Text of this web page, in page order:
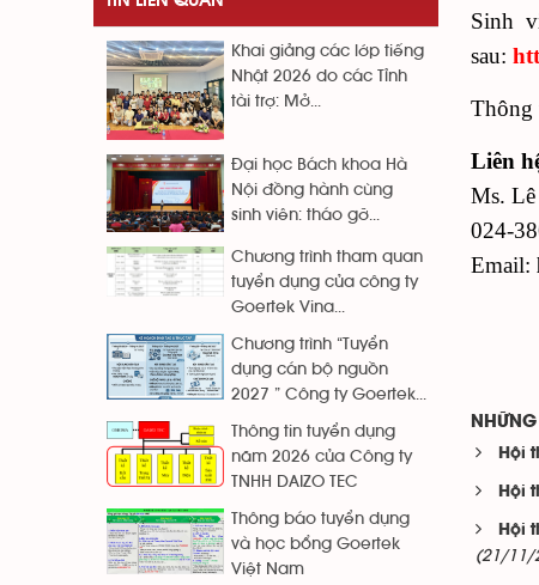
Sinh
sau:
Thông
Liên
Ms.
024-
Email:
Hội
Hội
Hội
(21/11/
Khai giảng các lớp tiếng
Nhật 2026 do các Tỉnh
tài trợ: Mở...
Đại học Bách khoa Hà
Nội đồng hành cùng
sinh viên: tháo gỡ...
Chương trình tham quan
tuyển dụng của công ty
Goertek Vina...
Chương trình “Tuyển
dụng cán bộ nguồn
2027 ” Công ty Goertek...
Thông tin tuyển dụng
năm 2026 của Công ty
TNHH DAIZO TEC
Thông báo tuyển dụng
và học bổng Goertek
Việt Nam